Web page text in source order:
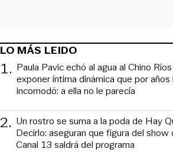
LO MÁS LEIDO
1. Paula Pavic echó al agua al Chino
exponer íntima dinámica que por años
incomodó: a ella no le parecía
2. Un rostro se suma a la poda de Hay
Decirlo: aseguran que figura del show
Canal 13 saldrá del programa